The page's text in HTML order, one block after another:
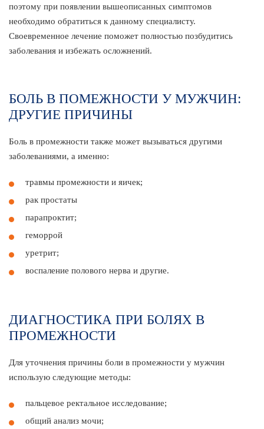
поэтому при появлении вышеописанных симптомов
необходимо обратиться к данному специалисту.
Своевременное лечение поможет полностью позбудитись
заболевания и избежать осложнений.
БОЛЬ В ПОМЕЖНОСТИ У МУЖЧИН:
ДРУГИЕ ПРИЧИНЫ
Боль в промежности также может вызываться другими
заболеваниями, а именно:
травмы промежности и яичек;
рак простаты
парапроктит;
геморрой
уретрит;
воспаление полового нерва и другие.
ДИАГНОСТИКА ПРИ БОЛЯХ В
ПРОМЕЖНОСТИ
Для уточнения причины боли в промежности у мужчин
использую следующие методы:
пальцевое ректальное исследование;
общий анализ мочи;